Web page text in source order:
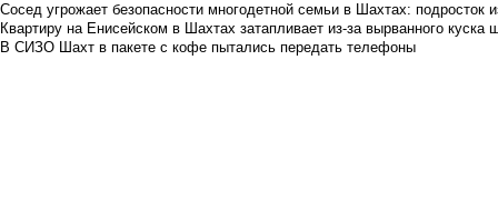
Сосед угрожает безопасности многодетной семьи в Шахтах: подросток
Квартиру на Енисейском в Шахтах затапливает из-за вырванного
В СИЗО Шахт в пакете с кофе пытались передать телефоны